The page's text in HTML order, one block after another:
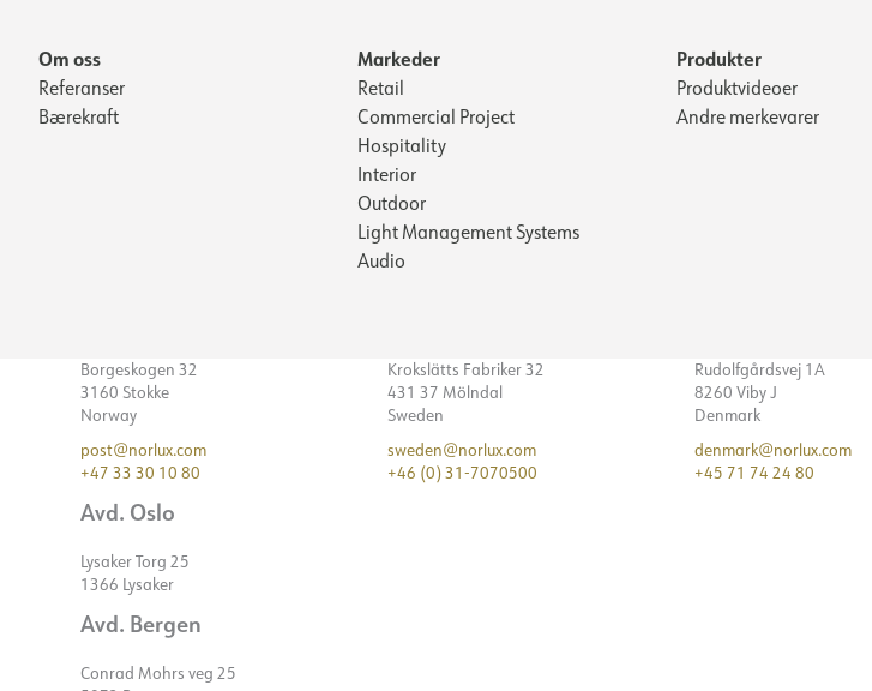
Om oss
Referanser
Bærekraft
Markeder
Retail
Commercial Project
Hospitality
Interior
Outdoor
Light Management Systems
Audio
Produkter
Produktvideoer
Andre merkevarer
Borgeskogen 32
3160 Stokke
Norway
post@norlux.com
+47 33 30 10 80
Avd. Oslo
Lysaker Torg 25
1366 Lysaker
Avd. Bergen
Conrad Mohrs veg 25
Krokslätts Fabriker 32
431 37 Mölndal
Sweden
sweden@norlux.com
+46 (0) 31-7070500
Rudolfgårdsvej 1A
8260 Viby J
Denmark
denmark@norlux.com
+45 71 74 24 80